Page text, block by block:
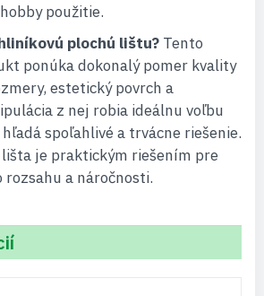
použitie.
plochú lištu? Tento
ponúka dokonalý pomer kvality
estetický povrch a
z nej robia ideálnu voľbu
spoľahlivé a trvácne riešenie.
je praktickým riešením pre
a náročnosti.